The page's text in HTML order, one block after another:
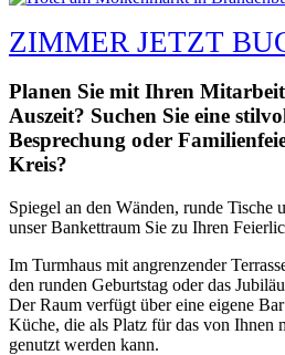
ZIMMER JETZT
Planen Sie mit Ihren
Auszeit? Suchen Sie eine
Besprechung oder
Kreis?
Spiegel an den Wänden, runde Tische
unser Bankettraum Sie zu Ihren
Im Turmhaus mit angrenzender
den runden Geburtstag oder das
Der Raum verfügt über eine eigene
Küche, die als Platz für das von Ihnen
genutzt werden kann.